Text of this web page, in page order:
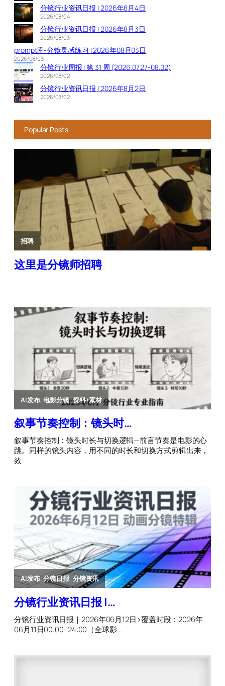
分镜行业资讯日报 | 2026年8月4日
2026/08/04
分镜行业资讯日报 | 2026年8月3日
2026/08/03
prompt库-分镜灵感练习 | 2026年08月03日
2026/08/03
分镜行业周报 | 第 31 周 (2026.07.27-08.02)
2026/08/02
分镜行业资讯日报 | 2026年8月2日
2026/08/02
Popular Posts